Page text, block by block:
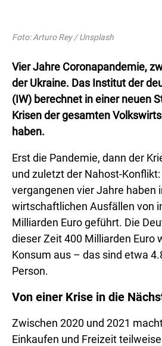
Foto: Arturo Rey / Unsplash
Vier Jahre Coronapandemie,
der Ukraine. Das Institut der
(IW) berechnet in einer neuen
Krisen der gesamten
haben.
Erst die Pandemie, dann der
und zuletzt der Nahost-
vergangenen vier Jahre haben
wirtschaftlichen Ausfällen von
Milliarden Euro geführt. Die
dieser Zeit 400 Milliarden Euro
Konsum aus – das sind etwa
Person.
Von einer Krise in die
Zwischen 2020 und 2021
Einkaufen und Freizeit